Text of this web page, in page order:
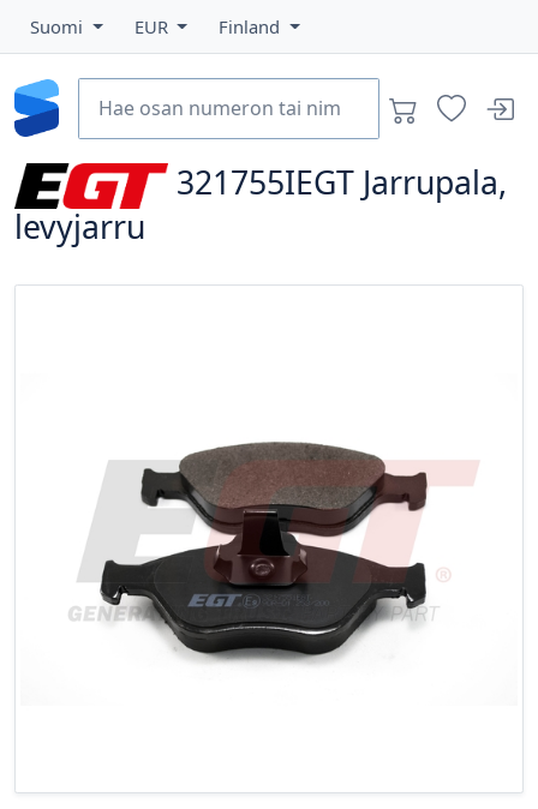
Suomi EUR Finland
321755IEGT Jarrupala,
levyjarru